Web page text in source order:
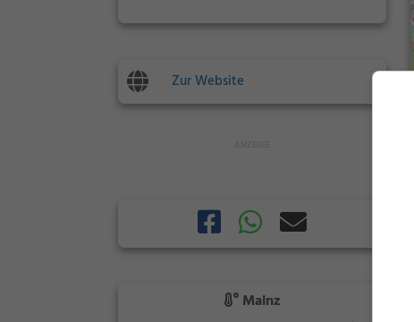
Zur Website
Mainz